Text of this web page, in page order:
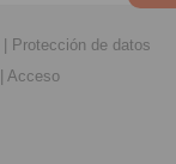
Protección de datos
Acceso